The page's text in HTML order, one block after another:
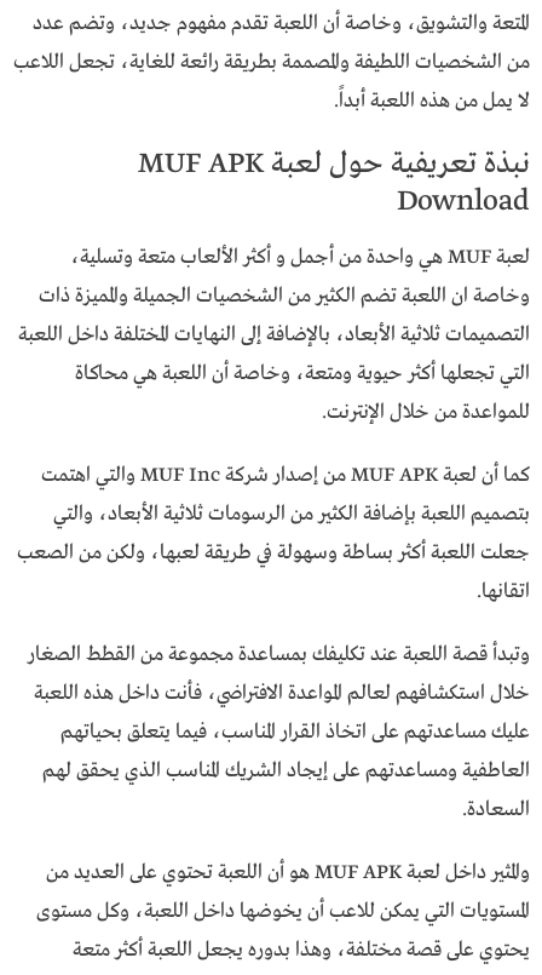
المتعة والتشويق، وخاصة أن اللعبة تقدم مفهوم جديد، وتضم عدد
من الشخصيات اللطيفة والمصممة بطريقة رائعة للغاية، تجعل اللاعب
لا يمل من هذه اللعبة أبداً.
نبذة تعريفية حول لعبة MUF APK
Download
لعبة MUF هي واحدة من أجمل و أكثر الألعاب متعة وتسلية،
وخاصة ان اللعبة تضم الكثير من الشخصيات الجميلة والمميزة ذات
التصميمات ثلاثية الأبعاد، بالإضافة إلى النهايات المختلفة داخل اللعبة
التي تجعلها أكثر حيوية ومتعة، وخاصة أن اللعبة هي محاكاة
للمواعدة من خلال الإنترنت.
كما أن لعبة MUF APK من إصدار شركة MUF Inc والتي اهتمت
بتصميم اللعبة بإضافة الكثير من الرسومات ثلاثية الأبعاد، والتي
جعلت اللعبة أكثر بساطة وسهولة في طريقة لعبها، ولكن من الصعب
اتقانها.
وتبدأ قصة اللعبة عند تكليفك بمساعدة مجموعة من القطط الصغار
خلال استكشافهم لعالم المواعدة الافتراضي، فأنت داخل هذه اللعبة
عليك مساعدتهم على اتخاذ القرار المناسب، فيما يتعلق بحياتهم
العاطفية ومساعدتهم على إيجاد الشريك المناسب الذي يحقق لهم
السعادة.
والمثير داخل لعبة MUF APK هو أن اللعبة تحتوي على العديد من
المستويات التي يمكن للاعب أن يخوضها داخل اللعبة، وكل مستوى
يحتوي على قصة مختلفة، وهذا بدوره يجعل اللعبة أكثر متعة